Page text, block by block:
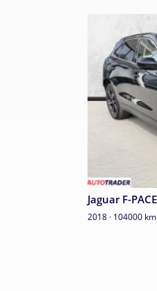
Jaguar F-PACE
2018 · 104000